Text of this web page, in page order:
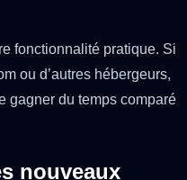
fonctionnalité pratique. Si
ou d’autres hébergeurs,
gagner du temps comparé
nouveaux